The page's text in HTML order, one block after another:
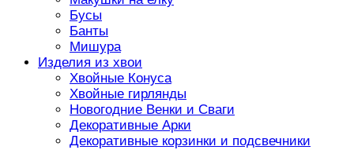
Бусы
Банты
Мишура
Изделия из хвои
Хвойные Конуса
Хвойные гирлянды
Новогодние Венки и Сваги
Декоративные Арки
Декоративные корзинки и подсвечники